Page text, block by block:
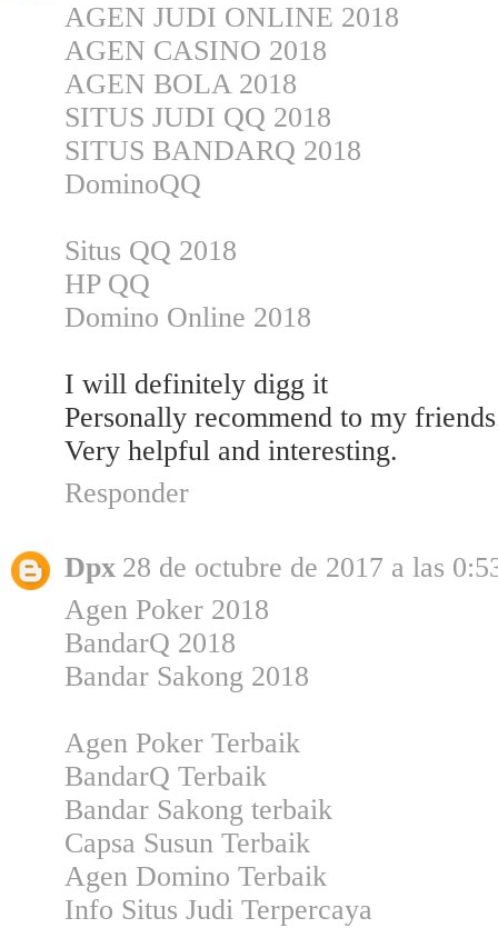
AGEN JUDI ONLINE 2018
AGEN CASINO 2018
AGEN BOLA 2018
SITUS JUDI QQ 2018
SITUS BANDARQ 2018
DominoQQ
Situs QQ 2018
HP QQ
Domino Online 2018
I will definitely digg it
Personally recommend to my
Very helpful and interesting.
Responder
Dpx 28 de octubre de 2017 a las
Agen Poker 2018
BandarQ 2018
Bandar Sakong 2018
Agen Poker Terbaik
BandarQ Terbaik
Bandar Sakong terbaik
Capsa Susun Terbaik
Agen Domino Terbaik
Info Situs Judi Terpercaya